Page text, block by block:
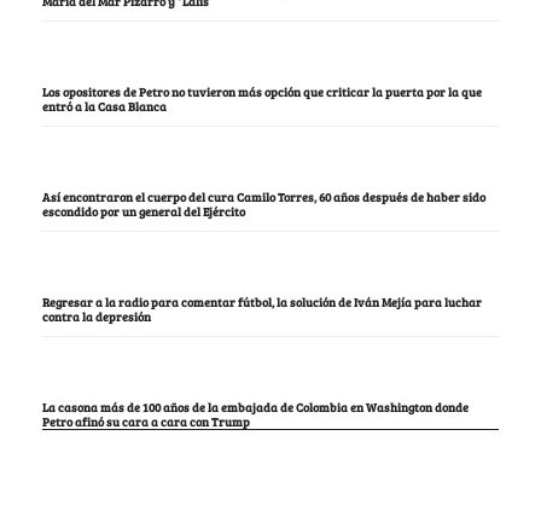
Los opositores de Petro no tuvieron más opción que criticar la puerta por la que
entró a la Casa Blanca
Así encontraron el cuerpo del cura Camilo Torres, 60 años después de haber sido
escondido por un general del Ejército
Regresar a la radio para comentar fútbol, la solución de Iván Mejía para luchar
contra la depresión
La casona más de 100 años de la embajada de Colombia en Washington donde
Petro afinó su cara a cara con Trump